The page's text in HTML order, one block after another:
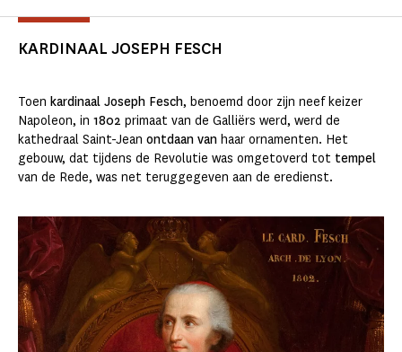
KARDINAAL JOSEPH FESCH
Toen kardinaal Joseph Fesch, benoemd door zijn neef keizer
Napoleon, in 1802 primaat van de Galliërs werd, werd de
kathedraal Saint-Jean ontdaan van haar ornamenten. Het
gebouw, dat tijdens de Revolutie was omgetoverd tot tempel
van de Rede, was net teruggegeven aan de eredienst.